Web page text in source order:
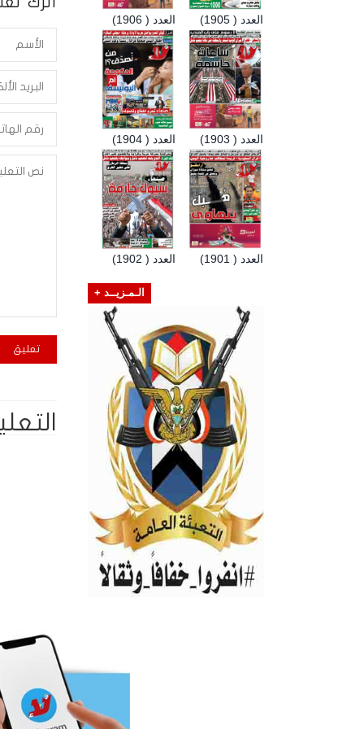
العدد ( 1906) العدد ( 1905)
العدد ( 1904) العدد ( 1903)
العدد ( 1902) العدد ( 1901)
الـمـزيــد +